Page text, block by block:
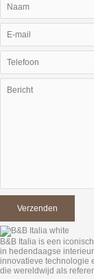
B&B Italia is een
in hedendaagse
innovatieve technologie
die wereldwijd als